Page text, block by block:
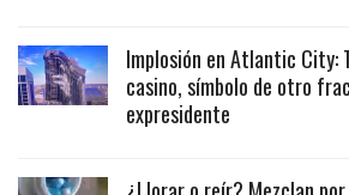
Implosión en Atlantic City:
casino, símbolo de otro
expresidente